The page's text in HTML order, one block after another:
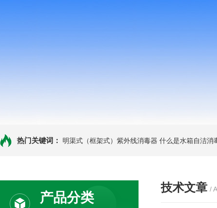
热门关键词： 明渠式（框架式）紫外线消毒器 什么是水箱自洁消
产品分类
技术文章 /